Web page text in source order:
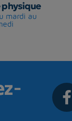
mardi au